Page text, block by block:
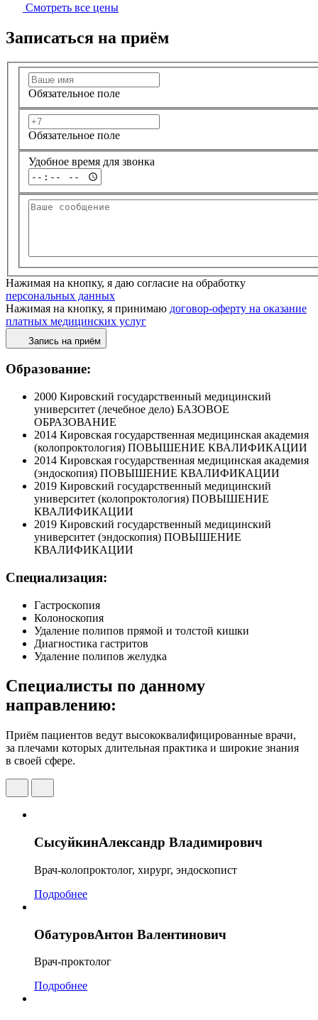
Смотреть все цены
Записаться на приём
Обязательное поле
Обязательное поле
Удобное время для звонка
Нажимая на кнопку, я даю согласие на обработку
персональных данных
Нажимая на кнопку, я принимаю договор-оферту на оказание
платных медицинских услуг
Запись на приём
Образование:
2000 Кировский государственный медицинский
университет (лечебное дело) БАЗОВОЕ
ОБРАЗОВАНИЕ
2014 Кировская государственная медицинская академия
(колопроктология) ПОВЫШЕНИЕ КВАЛИФИКАЦИИ
2014 Кировская государственная медицинская академия
(эндоскопия) ПОВЫШЕНИЕ КВАЛИФИКАЦИИ
2019 Кировский государственный медицинский
университет (колопроктология) ПОВЫШЕНИЕ
КВАЛИФИКАЦИИ
2019 Кировский государственный медицинский
университет (эндоскопия) ПОВЫШЕНИЕ
КВАЛИФИКАЦИИ
Специализация:
Гастроскопия
Колоноскопия
Удаление полипов прямой и толстой кишки
Диагностика гастритов
Удаление полипов желудка
Специалисты по данному
направлению:
Приём пациентов ведут высококвалифицированные врачи,
за плечами которых длительная практика и широкие знания
в своей сфере.
СысуйкинАлександр Владимирович
Врач-колопроктолог, хирург, эндоскопист
Подробнее
ОбатуровАнтон Валентинович
Врач-проктолог
Подробнее